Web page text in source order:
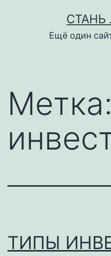
содержимому
СТАНЬ
Ещё один
Метка:
ТИПЫ